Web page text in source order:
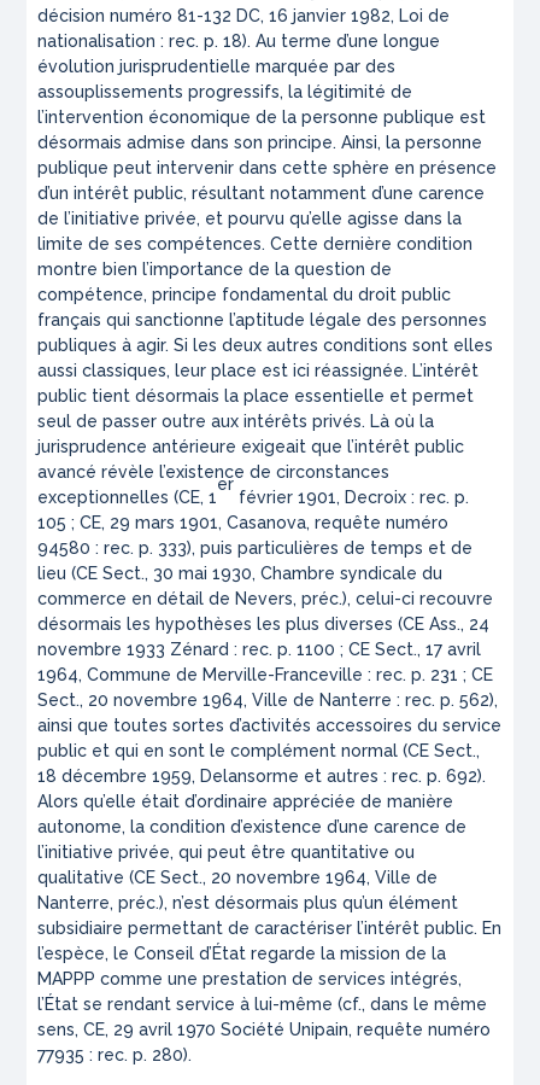
décision numéro 81-132 DC, 16 janvier 1982, Loi de
nationalisation : rec. p. 18). Au terme d’une longue
évolution jurisprudentielle marquée par des
assouplissements progressifs, la légitimité de
l’intervention économique de la personne publique est
désormais admise dans son principe. Ainsi, la personne
publique peut intervenir dans cette sphère en présence
d’un intérêt public, résultant notamment d’une carence
de l’initiative privée, et pourvu qu’elle agisse dans la
limite de ses compétences. Cette dernière condition
montre bien l’importance de la question de
compétence, principe fondamental du droit public
français qui sanctionne l’aptitude légale des personnes
publiques à agir. Si les deux autres conditions sont elles
aussi classiques, leur place est ici réassignée. L’intérêt
public tient désormais la place essentielle et permet
seul de passer outre aux intérêts privés. Là où la
jurisprudence antérieure exigeait que l’intérêt public
avancé révèle l’existence de circonstances
exceptionnelles (CE, 1
er
février 1901, Decroix : rec. p.
105 ; CE, 29 mars 1901, Casanova, requête numéro
94580 : rec. p. 333), puis particulières de temps et de
lieu (CE Sect., 30 mai 1930, Chambre syndicale du
commerce en détail de Nevers, préc.), celui-ci recouvre
désormais les hypothèses les plus diverses (CE Ass., 24
novembre 1933 Zénard : rec. p. 1100 ; CE Sect., 17 avril
1964, Commune de Merville-Franceville : rec. p. 231 ; CE
Sect., 20 novembre 1964, Ville de Nanterre : rec. p. 562),
ainsi que toutes sortes d’activités accessoires du service
public et qui en sont le complément normal (CE Sect.,
18 décembre 1959, Delansorme et autres : rec. p. 692).
Alors qu’elle était d’ordinaire appréciée de manière
autonome, la condition d’existence d’une carence de
l’initiative privée, qui peut être quantitative ou
qualitative (CE Sect., 20 novembre 1964, Ville de
Nanterre, préc.), n’est désormais plus qu’un élément
subsidiaire permettant de caractériser l’intérêt public. En
l’espèce, le Conseil d’État regarde la mission de la
MAPPP comme une prestation de services intégrés,
l’État se rendant service à lui-même (cf., dans le même
sens, CE, 29 avril 1970 Société Unipain, requête numéro
77935 : rec. p. 280).